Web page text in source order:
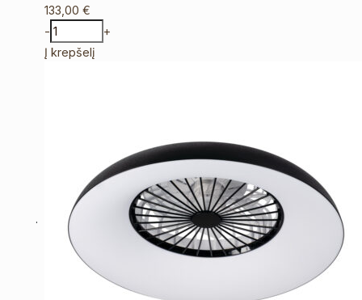
133,00€
-
+
Į krepšelį